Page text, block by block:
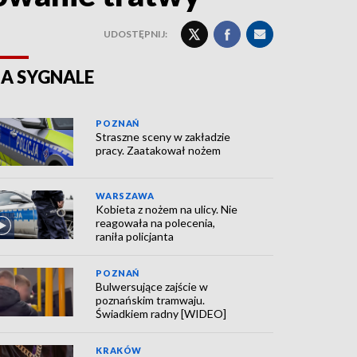
UDOSTĘPNIJ:
SYGNALE
POZNAŃ
Straszne sceny w zakładzie
pracy. Zaatakował nożem
WARSZAWA
Kobieta z nożem na ulicy. Nie
reagowała na polecenia,
raniła policjanta
POZNAŃ
Bulwersujące zajście w
poznańskim tramwaju.
Świadkiem radny [WIDEO]
KRAKÓW